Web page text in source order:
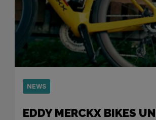
NEWS
EDDY MERCKX BIKES